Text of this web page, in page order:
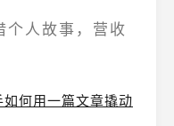
个人故事，营收
何用一篇文章撬动